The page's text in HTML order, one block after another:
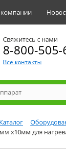
Свяжитесь с нами
8-800-505-
Все контакты
Каталог
х10мм для